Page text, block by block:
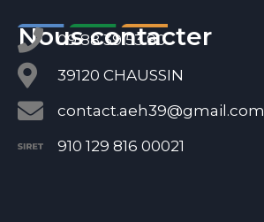
Nous contacter
09 88 39 53 90
39120 CHAUSSIN
contact.aeh39@gmail.com
910 129 816 00021